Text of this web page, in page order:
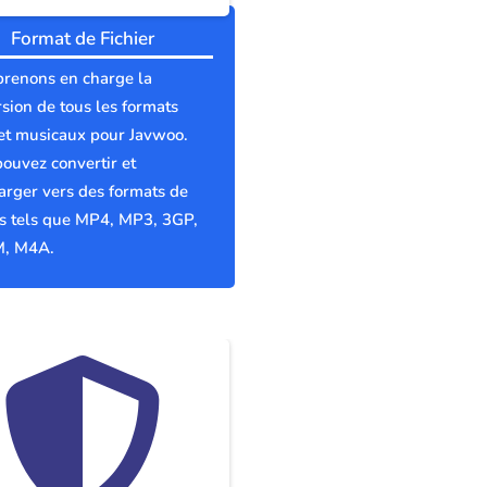
Format de Fichier
en charge la
de tous les formats
musicaux pour Javwoo.
convertir et
vers des formats de
tels que MP4, MP3, 3GP,
M4A.